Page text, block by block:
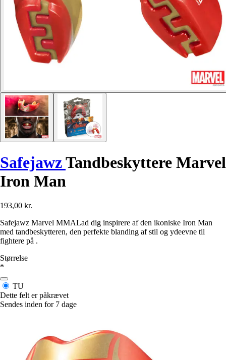
SafejawzTandbeskyttere Marvel
Iron Man
193,00 kr.
Safejawz Marvel MMALad dig inspirere af den ikoniske Iron Man
med tandbeskytteren, den perfekte blanding af stil og ydeevne til
fightere på .
Størrelse
*
TU
Dette felt er påkrævet
Sendes inden for 7 dage